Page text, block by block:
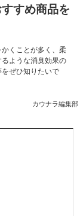
すめ商品を
くことが多く、柔
ような消臭効果の
ぜひ知りたいで
カウナラ編集部